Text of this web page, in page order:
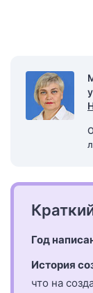
Год
История
что на